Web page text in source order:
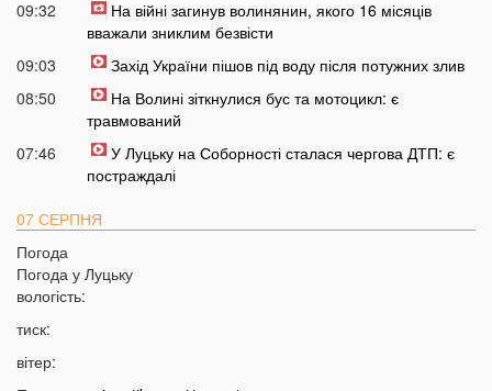
09:32
На війні загинув волинянин, якого 16 місяців
вважали зниклим безвісти
09:03
Захід України пішов під воду після потужних злив
08:50
На Волині зіткнулися бус та мотоцикл: є
травмований
07:46
У Луцьку на Соборності сталася чергова ДТП: є
постраждалі
07 СЕРПНЯ
20:31
20:17
Погода
Погода у Луцьку
вологість:
тиск:
вітер: